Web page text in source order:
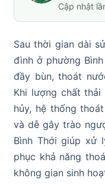
Cập nhật
Sau thời gian dài
đình ở phường
đầy bùn, thoát
Khi lượng chất
hủy, hệ thống
và dễ gây trào
Bình Thới giúp xử
phục khả năng
không gian sinh